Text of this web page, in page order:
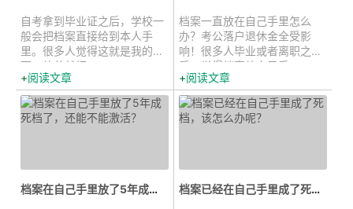
自考拿到毕业证之后，学校一
般会把档案直接给到本人手
里。很多人觉得这就是我的东
西，放着就行。...
阅读文章
档案一直放在自己手里怎么
办？考公落户退休金全受影
响！很多人毕业或者离职之
后，觉得档案放自己手...
阅读文章
档案在自己手里放了5年成死档了，... 档案已经在自己手里成了死档，该怎...